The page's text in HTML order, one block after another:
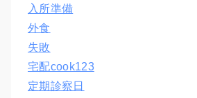
入所準備
外食
失敗
宅配cook123
定期診察日